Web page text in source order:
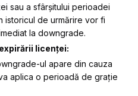
sau a sfârșitului perioadei
istoricul de urmărire vor fi
la downgrade.
licenței:
ul apare din cauza
aplica o perioadă de grație